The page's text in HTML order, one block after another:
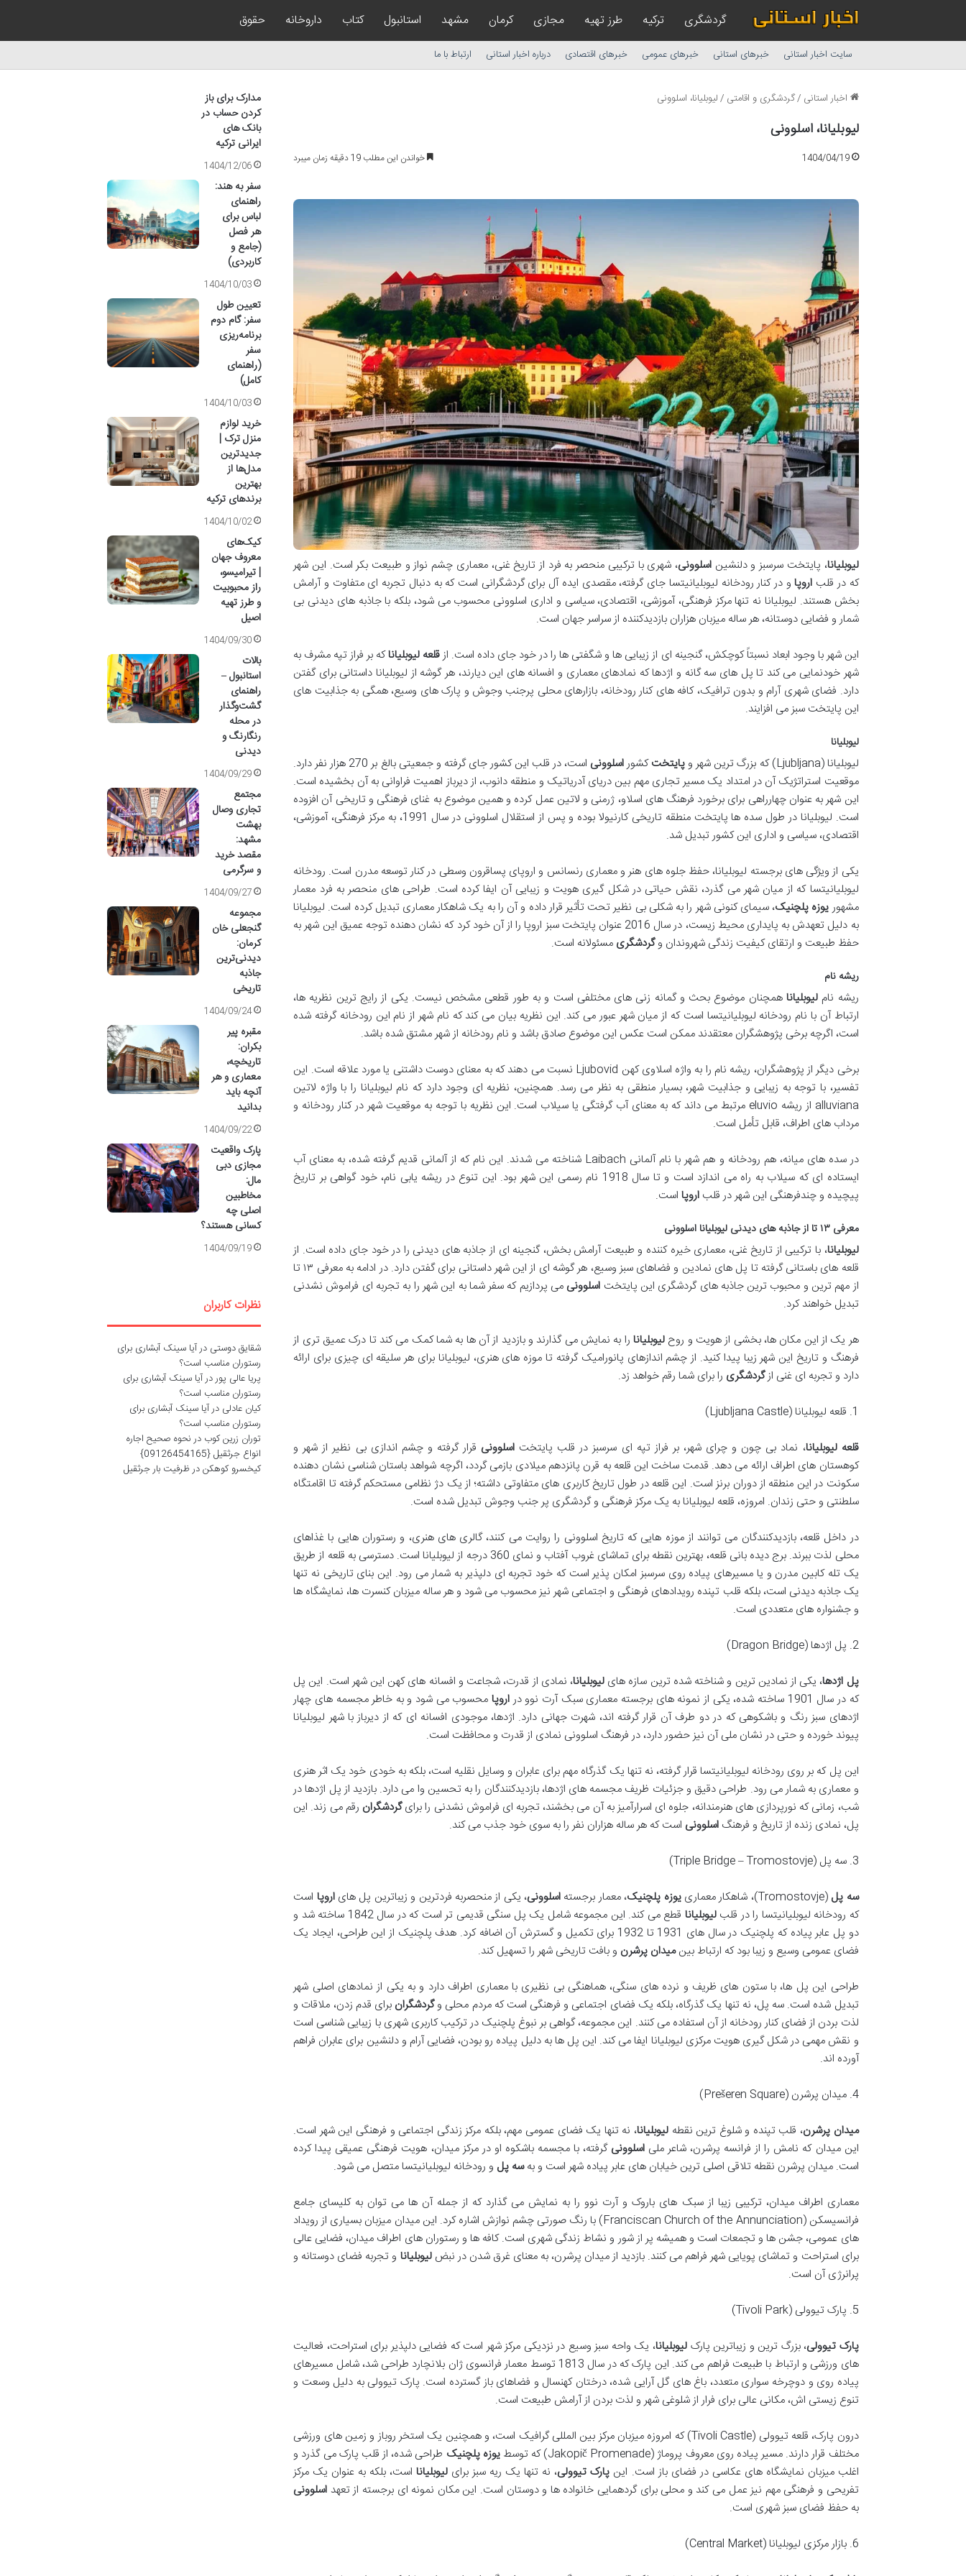
گردشگری ترکیه طرز تهیه مجازی کرمان مشهد استانبول کتاب داروخانه حقوق
سایت اخبار استانی خبرهای استانی خبرهای عمومی خبرهای اقتصادی درباره اخبار استانی ارتباط با ما
اخبار استانی /گردشگری و اقامتی /لیوبلیانا، اسلوونی
لیوبلیانا، اسلوونی
1404/04/19 خواندن این مطلب 19 دقیقه زمان میبرد
لیوبلیانا، پایتخت سرسبز و دلنشین اسلوونی، شهری با ترکیبی منحصر به فرد از تاریخ غنی، معماری چشم نواز و طبیعت بکر است. این شهر
که در قلب اروپاو در کنار رودخانه لیوبلیانیتسا جای گرفته، مقصدی ایده آل برای گردشگرانی است که به دنبال تجربه ای متفاوت و آرامش
بخش هستند. لیوبلیانا نه تنها مرکز فرهنگی، آموزشی، اقتصادی، سیاسی و اداری اسلوونی محسوب می شود، بلکه با جاذبه های دیدنی بی
شمار و فضایی دوستانه، هر ساله میزبان هزاران بازدیدکننده از سراسر جهان است.
این شهر با وجود ابعاد نسبتاً کوچکش، گنجینه ای از زیبایی ها و شگفتی ها را در خود جای داده است. ازقلعه لیوبلیاناکه بر فراز تپه مشرف به
شهر خودنمایی می کند تا پل های سه گانه و اژدها که نمادهای معماری و افسانه های این دیارند، هر گوشه از لیوبلیانا داستانی برای گفتن
دارد. فضای شهری آرام و بدون ترافیک، کافه های کنار رودخانه، بازارهای محلی پرجنب وجوش و پارک های وسیع، همگی به جذابیت های
این پایتخت سبز می افزایند.
لیوبلیانا
لیوبلیانا (Ljubljana) که بزرگ ترین شهر و پایتختکشوراسلوونی
است، در قلب این کشور جای گرفته و جمعیتی بالغ بر 270 هزار نفر دارد.
موقعیت استراتژیک آن در امتداد یک مسیر تجاری مهم بین دریای آدریاتیک و منطقه دانوب، از دیرباز اهمیت فراوانی به آن بخشیده است.
این شهر به عنوان چهارراهی برای برخورد فرهنگ های اسلاو، ژرمنی و لاتین عمل کرده و همین موضوع به غنای فرهنگی و تاریخی آن افزوده
است. لیوبلیانا در طول سده ها پایتخت منطقه تاریخی کارنیولا بوده و پس از استقلال اسلوونی در سال 1991، به مرکز فرهنگی، آموزشی،
اقتصادی، سیاسی و اداری این کشور تبدیل شد.
یکی از ویژگی های برجسته لیوبلیانا، حفظ جلوه های هنر و معماری رنسانس و اروپای پساقرون وسطی در کنار توسعه مدرن است. رودخانه
لیوبلیانیتسا که از میان شهر می گذرد، نقش حیاتی در شکل گیری هویت و زیبایی آن ایفا کرده است. طراحی های منحصر به فرد معمار
مشهوریوزه پلچنیک، سیمای کنونی شهر را به شکلی بی نظیر تحت تأثیر قرار داده و آن را به یک شاهکار معماری تبدیل کرده است. لیوبلیانا
به دلیل تعهدش به پایداری محیط زیست، در سال 2016 عنوان پایتخت سبز اروپا را از آن خود کرد که نشان دهنده توجه عمیق این شهر به
حفظ طبیعت و ارتقای کیفیت زندگی شهروندان وگردشگری مسئولانه است.
ریشه نام
ریشه نام لیوبلیاناهمچنان موضوع بحث و گمانه زنی های مختلفی است و به طور قطعی مشخص نیست. یکی از رایج ترین نظریه ها،
ارتباط آن با نام رودخانه لیوبلیانیتسا است که از میان شهر عبور می کند. این نظریه بیان می کند که نام شهر از نام این رودخانه گرفته شده
است، اگرچه برخی پژوهشگران معتقدند ممکن است عکس این موضوع صادق باشد و نام رودخانه از شهر مشتق شده باشد.
برخی دیگر از پژوهشگران، ریشه نام را به واژه اسلاوی کهن Ljubovid نسبت می دهند که به معنای دوست داشتنی یا مورد علاقه است. این
تفسیر، با توجه به زیبایی و جذابیت شهر، بسیار منطقی به نظر می رسد. همچنین، نظریه ای وجود دارد که نام لیوبلیانا را با واژه لاتین
alluviana از ریشه eluvio مرتبط می داند که به معنای آب گرفتگی یا سیلاب است. این نظریه با توجه به موقعیت شهر در کنار رودخانه و
مرداب های اطراف، قابل تأمل است.
در سده های میانه، هم رودخانه و هم شهر با نام آلمانی Laibach شناخته می شدند. این نام که از آلمانی قدیم گرفته شده، به معنای آب
ایستاده ای که سیلاب به راه می اندازد است و تا سال 1918 نام رسمی این شهر بود. این تنوع در ریشه یابی نام، خود گواهی بر تاریخ
پیچیده و چندفرهنگی این شهر در قلباروپا است.
معرفی ۱۳ تا از جاذبه های دیدنی لیوبلیانا اسلوونی
لیوبلیانا، با ترکیبی از تاریخ غنی، معماری خیره کننده و طبیعت آرامش بخش، گنجینه ای از جاذبه های دیدنی را در خود جای داده است. از
قلعه های باستانی گرفته تا پل های نمادین و فضاهای سبز وسیع، هر گوشه ای از این شهر داستانی برای گفتن دارد. در ادامه به معرفی ۱۳ تا
از مهم ترین و محبوب ترین جاذبه های گردشگری این پایتخت اسلوونی می پردازیم که سفر شما به این شهر را به تجربه ای فراموش نشدنی
تبدیل خواهند کرد.
هر یک از این مکان ها، بخشی از هویت و روحلیوبلیانا را به نمایش می گذارند و بازدید از آن ها به شما کمک می کند تا درک عمیق تری از
فرهنگ و تاریخ این شهر زیبا پیدا کنید. از چشم اندازهای پانورامیک گرفته تا موزه های هنری، لیوبلیانا برای هر سلیقه ای چیزی برای ارائه
دارد و تجربه ای غنی ازگردشگری را برای شما رقم خواهد زد.
1. قلعه لیوبلیانا (Ljubljana Castle)
قلعه لیوبلیانا، نماد بی چون و چرای شهر، بر فراز تپه ای سرسبز در قلب پایتخت اسلوونی قرار گرفته و چشم اندازی بی نظیر از شهر و
کوهستان های اطراف ارائه می دهد. قدمت ساخت این قلعه به قرن پانزدهم میلادی بازمی گردد، اگرچه شواهد باستان شناسی نشان دهنده
سکونت در این منطقه از دوران برنز است. این قلعه در طول تاریخ کاربری های متفاوتی داشته؛ از یک دژ نظامی مستحکم گرفته تا اقامتگاه
سلطنتی و حتی زندان. امروزه، قلعه لیوبلیانا به یک مرکز فرهنگی و گردشگری پر جنب وجوش تبدیل شده است.
در داخل قلعه، بازدیدکنندگان می توانند از موزه هایی که تاریخ اسلوونی را روایت می کنند، گالری های هنری، و رستوران هایی با غذاهای
محلی لذت ببرند. برج دیده بانی قلعه، بهترین نقطه برای تماشای غروب آفتاب و نمای 360 درجه از لیوبلیانا است. دسترسی به قلعه از طریق
یک تله کابین مدرن و یا مسیرهای پیاده روی سرسبز امکان پذیر است که خود تجربه ای دلپذیر به شمار می رود. این بنای تاریخی نه تنها
یک جاذبه دیدنی است، بلکه قلب تپنده رویدادهای فرهنگی و اجتماعی شهر نیز محسوب می شود و هر ساله میزبان کنسرت ها، نمایشگاه ها
و جشنواره های متعددی است.
2. پل اژدها (Dragon Bridge)
پل اژدها، یکی از نمادین ترین و شناخته شده ترین سازه های لیوبلیانا، نمادی از قدرت، شجاعت و افسانه های کهن این شهر است. این پل
که در سال 1901 ساخته شده، یکی از نمونه های برجسته معماری سبک آرت نوو در
اروپامحسوب می شود و به خاطر مجسمه های چهار
اژدهای سبز رنگ و باشکوهی که در دو طرف آن قرار گرفته اند، شهرت جهانی دارد. اژدها، موجودی افسانه ای که از دیرباز با شهر لیوبلیانا
پیوند خورده و حتی در نشان ملی آن نیز حضور دارد، در فرهنگ اسلوونی نمادی از قدرت و محافظت است.
این پل که بر روی رودخانه لیوبلیانیتسا قرار گرفته، نه تنها یک گذرگاه مهم برای عابران و وسایل نقلیه است، بلکه به خودی خود یک اثر هنری
و معماری به شمار می رود. طراحی دقیق و جزئیات ظریف مجسمه های اژدها، بازدیدکنندگان را به تحسین وا می دارد. بازدید از پل اژدها در
شب، زمانی که نورپردازی های هنرمندانه، جلوه ای اسرارآمیز به آن می بخشند، تجربه ای فراموش نشدنی را برایگردشگران رقم می زند. این
پل، نمادی زنده از تاریخ و فرهنگاسلوونی است که هر ساله هزاران نفر را به سوی خود جذب می کند.
3. سه پل (Triple Bridge – Tromostovje)
سه پل (Tromostovje)، شاهکار معماری یوزه پلچنیک، معمار برجسته اسلوونی، یکی از منحصربه فردترین و زیباترین پل هایاروپا است
که رودخانه لیوبلیانیتسا را در قلبلیوبلیانا
قطع می کند. این مجموعه شامل یک پل سنگی قدیمی تر است که در سال 1842 ساخته شد و
دو پل عابر پیاده که پلچنیک در سال های 1931 تا 1932 برای تکمیل و گسترش آن اضافه کرد. هدف پلچنیک از این طراحی، ایجاد یک
فضای عمومی وسیع و زیبا بود که ارتباط بینمیدان پرشرن و بافت تاریخی شهر را تسهیل کند.
طراحی این پل ها، با ستون های ظریف و نرده های سنگی، هماهنگی بی نظیری با معماری اطراف دارد و به یکی از نمادهای اصلی شهر
تبدیل شده است. سه پل، نه تنها یک گذرگاه، بلکه یک فضای اجتماعی و فرهنگی است که مردم محلی وگردشگران برای قدم زدن، ملاقات و
لذت بردن از فضای کنار رودخانه از آن استفاده می کنند. این مجموعه، گواهی بر نبوغ پلچنیک در ترکیب کاربری شهری با زیبایی شناسی است
و نقش مهمی در شکل گیری هویت مرکزی لیوبلیانا ایفا می کند. این پل ها به دلیل پیاده رو بودن، فضایی آرام و دلنشین برای عابران فراهم
آورده اند.
4. میدان پرشرن (Prešeren Square)
میدان پرشرن، قلب تپنده و شلوغ ترین نقطهلیوبلیانا، نه تنها یک فضای عمومی مهم، بلکه مرکز زندگی اجتماعی و فرهنگی این شهر است.
این میدان که نامش را از فرانسه پرشرن، شاعر ملی اسلوونی گرفته، با مجسمه باشکوه او در مرکز میدان، هویت فرهنگی عمیقی پیدا کرده
است. میدان پرشرن نقطه تلاقی اصلی ترین خیابان های عابر پیاده شهر است و بهسه پل و رودخانه لیوبلیانیتسا متصل می شود.
معماری اطراف میدان، ترکیبی زیبا از سبک های باروک و آرت نوو را به نمایش می گذارد که از جمله آن ها می توان به کلیسای جامع
فرانسیسکن (Franciscan Church of the Annunciation) با رنگ صورتی چشم نوازش اشاره کرد. این میدان میزبان بسیاری از رویداد
های عمومی، جشن ها و تجمعات است و همیشه پر از شور و نشاط زندگی شهری است. کافه ها و رستوران های اطراف میدان، فضایی عالی
برای استراحت و تماشای پویایی شهر فراهم می کنند. بازدید از میدان پرشرن، به معنای غرق شدن در نبضلیوبلیانا و تجربه فضای دوستانه و
پرانرژی آن است.
5. پارک تیوولی (Tivoli Park)
پارک تیوولی، بزرگ ترین و زیباترین پارکلیوبلیانا، یک واحه سبز وسیع در نزدیکی مرکز شهر است که فضایی دلپذیر برای استراحت، فعالیت
های ورزشی و ارتباط با طبیعت فراهم می کند. این پارک که در سال 1813 توسط معمار فرانسوی ژان بلانچارد طراحی شد، شامل مسیرهای
پیاده روی و دوچرخه سواری متعدد، باغ های گل آرایی شده، درختان کهنسال و فضاهای باز گسترده است. پارک تیوولی به دلیل وسعت و
تنوع زیستی اش، مکانی عالی برای فرار از شلوغی شهر و لذت بردن از آرامش طبیعت است.
درون پارک، قلعه تیوولی (Tivoli Castle) که امروزه میزبان مرکز بین المللی گرافیک است، و همچنین یک استخر روباز و زمین های ورزشی
مختلف قرار دارند. مسیر پیاده روی معروف پروماژ (Jakopič Promenade) که توسط
یوزه پلچنیک طراحی شده، از قلب پارک می گذرد و
اغلب میزبان نمایشگاه های عکاسی در فضای باز است. این پارک تیوولی، نه تنها یک ریه سبز برای لیوبلیانااست، بلکه به عنوان یک مرکز
تفریحی و فرهنگی مهم نیز عمل می کند و محلی برای گردهمایی خانواده ها و دوستان است. این مکان نمونه ای برجسته از تعهد اسلوونی
به حفظ فضای سبز شهری است.
6. بازار مرکزی لیوبلیانا (Central Market)
مدارک برای باز
کردن حساب در
بانک های
ایرانی ترکیه
1404/12/06
سفر به هند:
راهنمای
لباس برای
هر فصل
(جامع و
کاربردی)
1404/10/03
تعیین طول
سفر: گام دوم
برنامه‌ریزی
سفر
(راهنمای
کامل)
1404/10/03
خرید لوازم
منزل ترک |
جدیدترین
مدل‌ها از
بهترین
برندهای ترکیه
1404/10/02
کیک‌های
معروف جهان
| تیرامیسو،
راز محبوبیت
و طرز تهیه
اصیل
1404/09/30
بالات
استانبول –
راهنمای
گشت‌وگذار
در محله
رنگارنگ و
دیدنی
1404/09/29
مجتمع
تجاری وصال
بهشت
مشهد:
مقصد خرید
و سرگرمی
1404/09/27
مجموعه
گنجعلی خان
کرمان:
دیدنی‌ترین
جاذبه
تاریخی
1404/09/24
مقبره پیر
بکران:
تاریخچه،
معماری و هر
آنچه باید
بدانید
1404/09/22
پارک واقعیت
مجازی دبی
مال:
مخاطبین
اصلی چه
کسانی هستند؟
1404/09/19
نظرات کاربران
شقایق دوستی درآیا سینک آبشاری برای
رستوران مناسب است؟
پریا عالی پوردرآیا سینک آبشاری برای
رستوران مناسب است؟
کیان عادلی درآیا سینک آبشاری برای
رستوران مناسب است؟
توران زرین کوب درنحوه صحیح اجاره
انواع جرثقیل {09126454165}
کیخسرو کوهکندرظرفیت بار جرثقیل